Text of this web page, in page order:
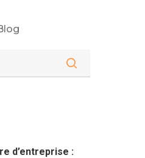
d’entreprise :